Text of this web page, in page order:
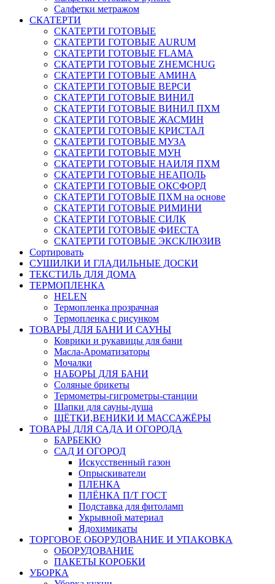
Салфетки метражом
СКАТЕРТИ
СКАТЕРТИ ГОТОВЫЕ
СКАТЕРТИ ГОТОВЫЕ AURUM
СКАТЕРТИ ГОТОВЫЕ FLAMA
СКАТЕРТИ ГОТОВЫЕ ZHEMCHUG
СКАТЕРТИ ГОТОВЫЕ АМИНА
СКАТЕРТИ ГОТОВЫЕ ВЕРСИ
СКАТЕРТИ ГОТОВЫЕ ВИНИЛ
СКАТЕРТИ ГОТОВЫЕ ВИНИЛ ПХМ
СКАТЕРТИ ГОТОВЫЕ ЖАСМИН
СКАТЕРТИ ГОТОВЫЕ КРИСТАЛ
СКАТЕРТИ ГОТОВЫЕ МУЗА
СКАТЕРТИ ГОТОВЫЕ МУН
СКАТЕРТИ ГОТОВЫЕ НАИЛЯ ПХМ
СКАТЕРТИ ГОТОВЫЕ НЕАПОЛЬ
СКАТЕРТИ ГОТОВЫЕ ОКСФОРД
СКАТЕРТИ ГОТОВЫЕ ПХМ на основе
СКАТЕРТИ ГОТОВЫЕ РИМИНИ
СКАТЕРТИ ГОТОВЫЕ СИЛК
СКАТЕРТИ ГОТОВЫЕ ФИЕСТА
СКАТЕРТИ ГОТОВЫЕ ЭКСКЛЮЗИВ
Сортировать
СУШИЛКИ И ГЛАДИЛЬНЫЕ ДОСКИ
ТЕКСТИЛЬ ДЛЯ ДОМА
ТЕРМОПЛЕНКА
HELEN
Термопленка прозрачная
Термопленка с рисунком
ТОВАРЫ ДЛЯ БАНИ И САУНЫ
Коврики и рукавицы для бани
Масла-Aроматизаторы
Мочалки
НАБОРЫ ДЛЯ БАНИ
Соляные брикеты
Термометры-гигрометры-станции
Шапки для сауны-душа
ЩЁТКИ,ВЕНИКИ И МАССАЖЁРЫ
ТОВАРЫ ДЛЯ САДА И ОГОРОДА
БАРБЕКЮ
САД И ОГОРОД
Искусственный газон
Опрыскиватели
ПЛЕНКА
ПЛЁНКА П/Т ГОСТ
Подставка для фитоламп
Укрывной материал
Ядохимикаты
ТОРГОВОЕ ОБОРУДОВАНИЕ И УПАКОВКА
ОБОРУДОВАНИЕ
ПАКЕТЫ КОРОБКИ
УБОРКА